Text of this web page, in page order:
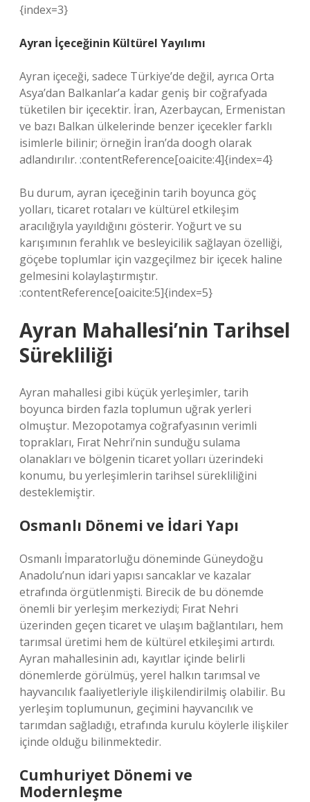
{index=3}
Ayran İçeceğinin Kültürel Yayılımı
Ayran içeceği, sadece Türkiye’de değil, ayrıca Orta
Asya’dan Balkanlar’a kadar geniş bir coğrafyada
tüketilen bir içecektir. İran, Azerbaycan, Ermenistan
ve bazı Balkan ülkelerinde benzer içecekler farklı
isimlerle bilinir; örneğin İran’da doogh olarak
adlandırılır. :contentReference[oaicite:4]{index=4}
Bu durum, ayran içeceğinin tarih boyunca göç
yolları, ticaret rotaları ve kültürel etkileşim
aracılığıyla yayıldığını gösterir. Yoğurt ve su
karışımının ferahlık ve besleyicilik sağlayan özelliği,
göçebe toplumlar için vazgeçilmez bir içecek haline
gelmesini kolaylaştırmıştır.
:contentReference[oaicite:5]{index=5}
Ayran Mahallesi’nin Tarihsel
Sürekliliği
Ayran mahallesi gibi küçük yerleşimler, tarih
boyunca birden fazla toplumun uğrak yerleri
olmuştur. Mezopotamya coğrafyasının verimli
toprakları, Fırat Nehri’nin sunduğu sulama
olanakları ve bölgenin ticaret yolları üzerindeki
konumu, bu yerleşimlerin tarihsel sürekliliğini
desteklemiştir.
Osmanlı Dönemi ve İdari Yapı
Osmanlı İmparatorluğu döneminde Güneydoğu
Anadolu’nun idari yapısı sancaklar ve kazalar
etrafında örgütlenmişti. Birecik de bu dönemde
önemli bir yerleşim merkeziydi; Fırat Nehri
üzerinden geçen ticaret ve ulaşım bağlantıları, hem
tarımsal üretimi hem de kültürel etkileşimi artırdı.
Ayran mahallesinin adı, kayıtlar içinde belirli
dönemlerde görülmüş, yerel halkın tarımsal ve
hayvancılık faaliyetleriyle ilişkilendirilmiş olabilir. Bu
yerleşim toplumunun, geçimini hayvancılık ve
tarımdan sağladığı, etrafında kurulu köylerle ilişkiler
içinde olduğu bilinmektedir.
Cumhuriyet Dönemi ve
Modernleşme